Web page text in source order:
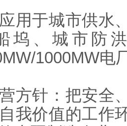
用于城市供水
坞、城市防
1000MW电
方针：把安全
我价值的工作